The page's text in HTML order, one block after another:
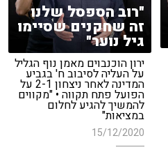
"רוב הספסל שלנו
זה שחקנים שסיימו
גיל נוער"
ירון הוכנבוים מאמן נוף הגליל
על העליה לסיבוב ח' בגביע
המדינה לאחר ניצחון 2-1 על
הפועל פתח תקווה • "מקווים
להמשיך להגיע לחלום
במציאות"
15/12/2020